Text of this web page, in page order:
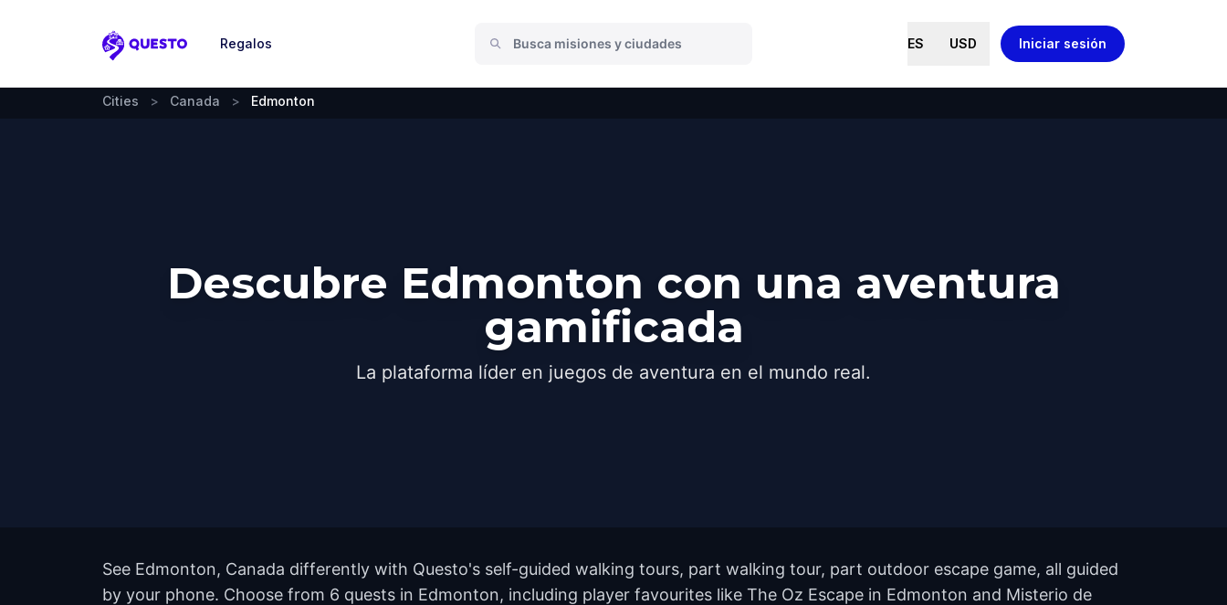
Questo
Regalos ES USD Iniciar sesión
Cities > Canada > Edmonton
Descubre Edmonton con una aventura
gamificada
La plataforma líder en juegos de aventura en el mundo real.
See Edmonton, Canada differently with Questo's self-guided walking tours, part walking tour, part outdoor escape game, all guided
by your phone. Choose from 6 quests in Edmonton, including player favourites like The Oz Escape in Edmonton and Misterio de